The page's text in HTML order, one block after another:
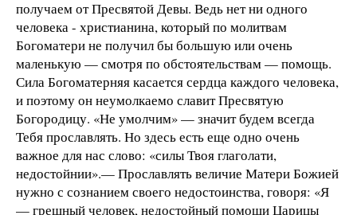
получаем от Пресвятой Девы. Ведь нет ни одного
человека - христианина, который по молитвам
Богоматери не получил бы большую или очень
маленькую — смотря по обстоятельствам — помощь.
Сила Богоматерняя касается сердца каждого человека,
и поэтому он неумолкаемо славит Пресвятую
Богородицу. «Не умолчим» — значит будем всегда
Тебя прославлять. Но здесь есть еще одно очень
важное для нас слово: «силы Твоя глаголати,
недостойнии».— Прославлять величие Матери Божией
нужно с сознанием своего недостоинства, говоря: «Я
— грешный человек, недостойный помощи Царицы